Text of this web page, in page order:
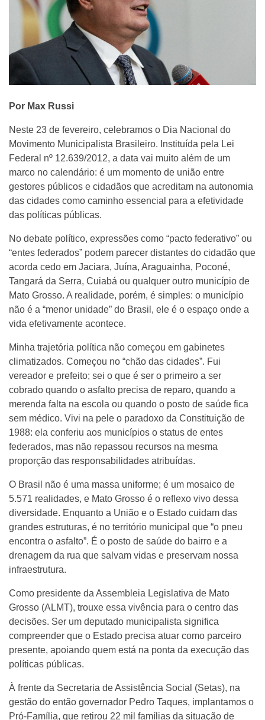
Por Max Russi
Neste 23 de fevereiro, celebramos o Dia Nacional do
Movimento Municipalista Brasileiro. Instituída pela Lei
Federal nº 12.639/2012, a data vai muito além de um
marco no calendário: é um momento de união entre
gestores públicos e cidadãos que acreditam na autonomia
das cidades como caminho essencial para a efetividade
das políticas públicas.
No debate político, expressões como “pacto federativo” ou
“entes federados” podem parecer distantes do cidadão que
acorda cedo em Jaciara, Juína, Araguainha, Poconé,
Tangará da Serra, Cuiabá ou qualquer outro município de
Mato Grosso. A realidade, porém, é simples: o município
não é a “menor unidade” do Brasil, ele é o espaço onde a
vida efetivamente acontece.
Minha trajetória política não começou em gabinetes
climatizados. Começou no “chão das cidades”. Fui
vereador e prefeito; sei o que é ser o primeiro a ser
cobrado quando o asfalto precisa de reparo, quando a
merenda falta na escola ou quando o posto de saúde fica
sem médico. Vivi na pele o paradoxo da Constituição de
1988: ela conferiu aos municípios o status de entes
federados, mas não repassou recursos na mesma
proporção das responsabilidades atribuídas.
O Brasil não é uma massa uniforme; é um mosaico de
5.571 realidades, e Mato Grosso é o reflexo vivo dessa
diversidade. Enquanto a União e o Estado cuidam das
grandes estruturas, é no território municipal que “o pneu
encontra o asfalto”. É o posto de saúde do bairro e a
drenagem da rua que salvam vidas e preservam nossa
infraestrutura.
Como presidente da Assembleia Legislativa de Mato
Grosso (ALMT), trouxe essa vivência para o centro das
decisões. Ser um deputado municipalista significa
compreender que o Estado precisa atuar como parceiro
presente, apoiando quem está na ponta da execução das
políticas públicas.
À frente da Secretaria de Assistência Social (Setas), na
gestão do então governador Pedro Taques, implantamos o
Pró-Família, que retirou 22 mil famílias da situação de